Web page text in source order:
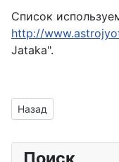
Список
http://
Jataka".
Предыдущий:
Назад